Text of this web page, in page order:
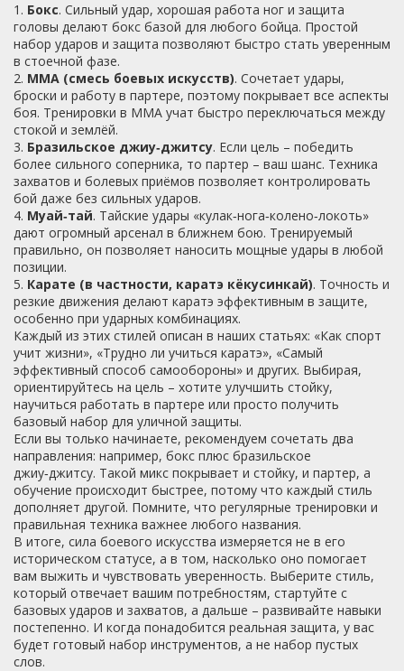
1. Бокс. Сильный удар, хорошая работа ног и защита
головы делают бокс базой для любого бойца. Простой
набор ударов и защита позволяют быстро стать уверенным
в стоечной фазе.
2. ММА (смесь боевых искусств). Сочетает удары,
броски и работу в партере, поэтому покрывает все аспекты
боя. Тренировки в ММА учат быстро переключаться между
стокой и землёй.
3. Бразильское джиу‑джитсу. Если цель – победить
более сильного соперника, то партер – ваш шанс. Техника
захватов и болевых приёмов позволяет контролировать
бой даже без сильных ударов.
4. Муай‑тай. Тайские удары «кулак‑нога‑колено‑локоть»
дают огромный арсенал в ближнем бою. Тренируемый
правильно, он позволяет наносить мощные удары в любой
позиции.
5. Карате (в частности, каратэ кёкусинкай). Точность и
резкие движения делают каратэ эффективным в защите,
особенно при ударных комбинациях.
Каждый из этих стилей описан в наших статьях: «Как спорт
учит жизни», «Трудно ли учиться каратэ», «Самый
эффективный способ самообороны» и других. Выбирая,
ориентируйтесь на цель – хотите улучшить стойку,
научиться работать в партере или просто получить
базовый набор для уличной защиты.
Если вы только начинаете, рекомендуем сочетать два
направления: например, бокс плюс бразильское
джиу‑джитсу. Такой микс покрывает и стойку, и партер, а
обучение происходит быстрее, потому что каждый стиль
дополняет другой. Помните, что регулярные тренировки и
правильная техника важнее любого названия.
В итоге, сила боевого искусства измеряется не в его
историческом статусе, а в том, насколько оно помогает
вам выжить и чувствовать уверенность. Выберите стиль,
который отвечает вашим потребностям, стартуйте с
базовых ударов и захватов, а дальше – развивайте навыки
постепенно. И когда понадобится реальная защита, у вас
будет готовый набор инструментов, а не набор пустых
слов.